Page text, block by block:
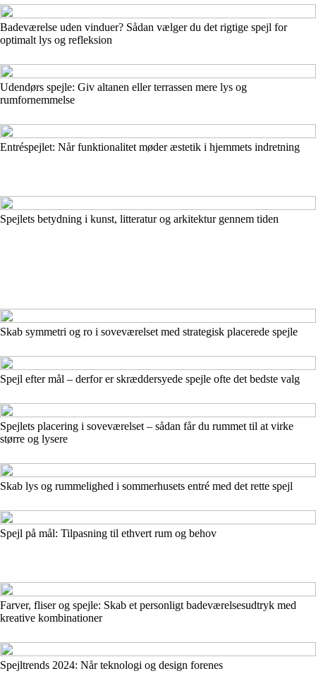
Badeværelse uden vinduer? Sådan vælger du det rigtige spejl for
optimalt lys og refleksion
Udendørs spejle: Giv altanen eller terrassen mere lys og
rumfornemmelse
Entréspejlet: Når funktionalitet møder æstetik i hjemmets indretning
Spejlets betydning i kunst, litteratur og arkitektur gennem tiden
Skab symmetri og ro i soveværelset med strategisk placerede spejle
Spejl efter mål – derfor er skræddersyede spejle ofte det bedste valg
Spejlets placering i soveværelset – sådan får du rummet til at virke
større og lysere
Skab lys og rummelighed i sommerhusets entré med det rette spejl
Spejl på mål: Tilpasning til ethvert rum og behov
Farver, fliser og spejle: Skab et personligt badeværelsesudtryk med
kreative kombinationer
Spejltrends 2024: Når teknologi og design forenes